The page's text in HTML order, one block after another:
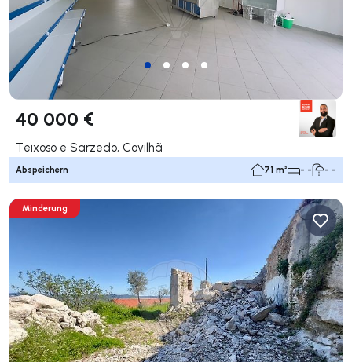
40 000 €
Teixoso e Sarzedo, Covilhã
Abspeichern 71 m² - - - -
Minderung